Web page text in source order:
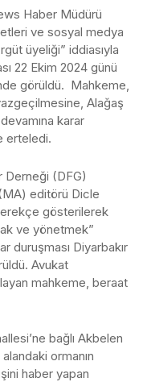
Haber Müdürü
ve sosyal medya
üyeliği” iddiasıyla
22 Ekim 2024 günü
görüldü. Mahkeme,
Alağaş
devamına karar
erteledi.
Derneği (DFG)
editörü Dicle
gösterilerek
ve yönetmek”
duruşması Diyarbakır
Avukat
mahkeme, beraat
bağlı Akbelen
ormanın
haber yapan